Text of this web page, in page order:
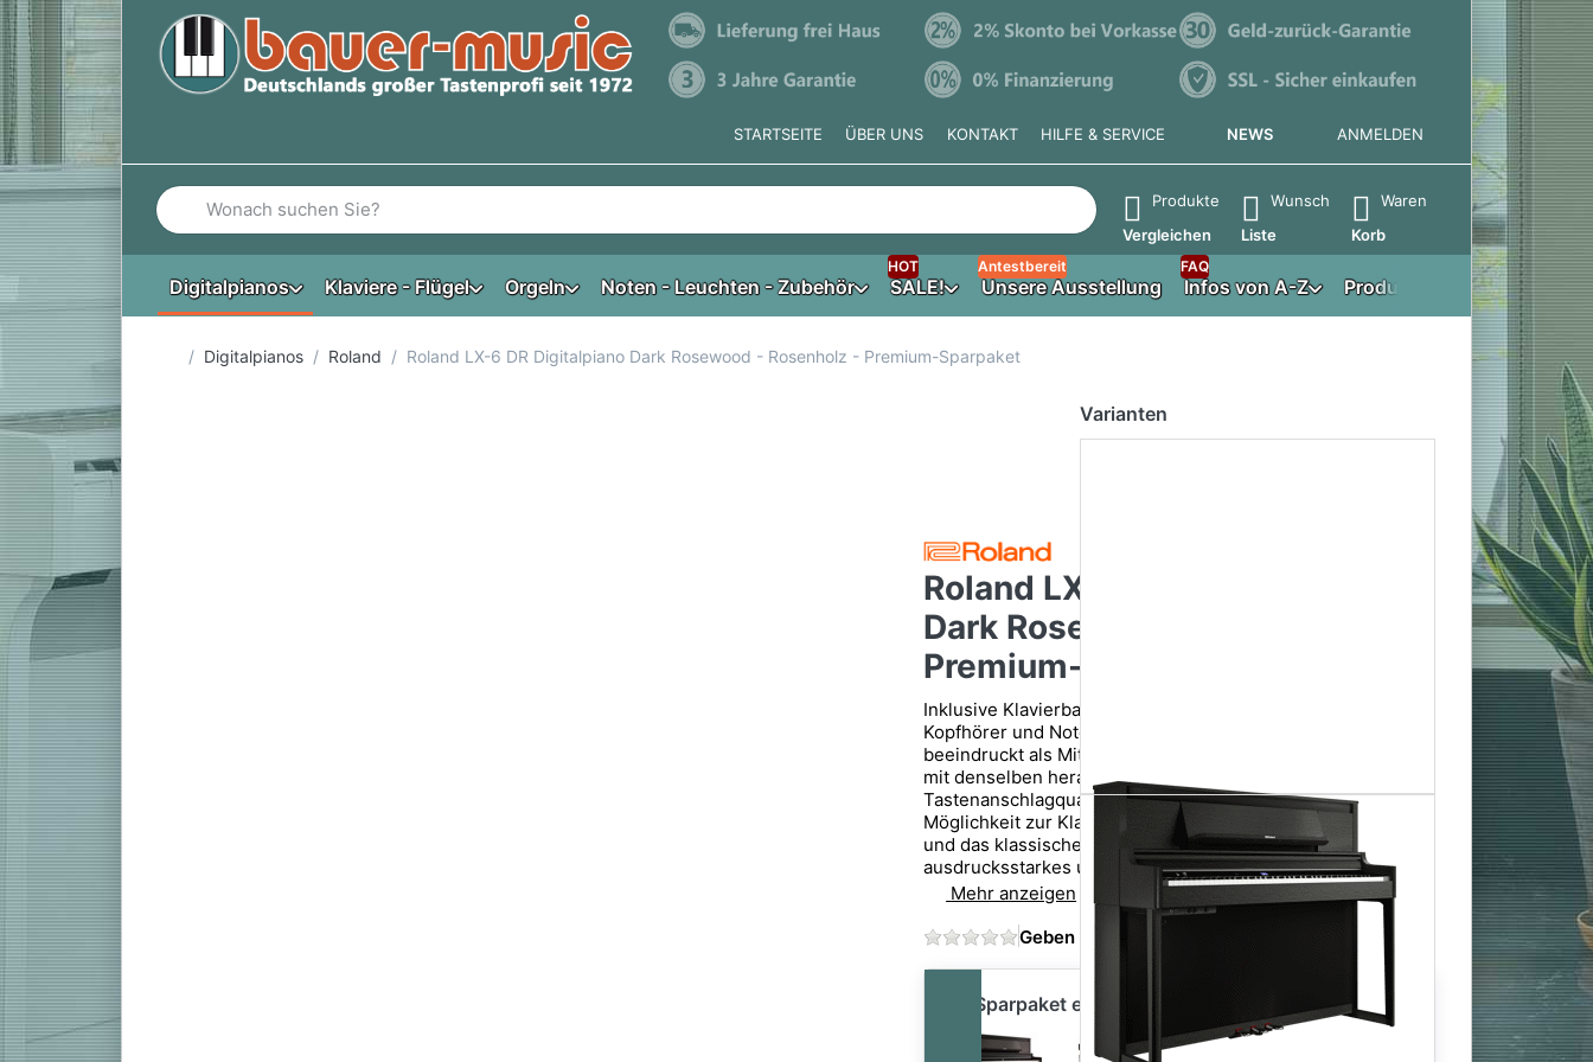
STARTSEITE ÜBER UNS KONTAKT HILFE & SERVICE NEWS ANMELDEN
Geben Sie einen Suchbegriff ein. Während Sie tippen, erscheinen automatisch erste Ergebnisse. Drücken Sie die Eingabetaste, um alle Ergebnisse aufzurufen.
Produkte
Vergleichen
Wunsch
Liste
Waren
Korb
Digitalpianos Klaviere - Flügel Orgeln Noten - Leuchten - Zubehör SALE!
HOT
Unsere Ausstellung
Antestbereit
Infos von A-Z
FAQ
Produktberater
Startseite
Digitalpianos Roland Roland LX-6 DR Digitalpiano Dark Rosewood - Rosenholz - Premium-Sparpaket
Varianten
Roland LX-6 DR Digitalpiano
Dark Rosewood - Rosenholz -
Premium-Sparpaket
Inklusive Klavierbank mit verleimten Beinen, Teufel
Kopfhörer und Notenalbum. Das Upright Digitalpiano LX-6
beeindruckt als Mittelklasse-Modell innerhalb der LX-Serie
mit denselben herausragenden Klängen und der gleichen
Tastenanschlagqualität wie das Spitzenmodell LX-9. Die
Möglichkeit zur Klanganpassung, reaktionsschnelle Tastatur
und das klassische Upright-Design ermöglichen ein
ausdrucksstarkes und nuancenreiches Spiel.
Mehr anzeigen
Geben Sie die erste Bewertung ab
im Sparpaket enthalten
im Sparpaket enthalten